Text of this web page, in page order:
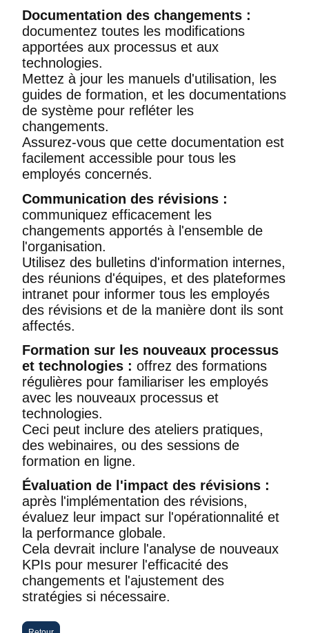
Documentation des changements :
documentez toutes les modifications
apportées aux processus et aux
technologies.
Mettez à jour les manuels d'utilisation, les
guides de formation, et les documentations
de système pour refléter les
changements.
Assurez-vous que cette documentation est
facilement accessible pour tous les
employés concernés.
Communication des révisions :
communiquez efficacement les
changements apportés à l'ensemble de
l'organisation.
Utilisez des bulletins d'information internes,
des réunions d'équipes, et des plateformes
intranet pour informer tous les employés
des révisions et de la manière dont ils sont
affectés.
Formation sur les nouveaux processus
et technologies : offrez des formations
régulières pour familiariser les employés
avec les nouveaux processus et
technologies.
Ceci peut inclure des ateliers pratiques,
des webinaires, ou des sessions de
formation en ligne.
Évaluation de l'impact des révisions :
après l'implémentation des révisions,
évaluez leur impact sur l'opérationnalité et
la performance globale.
Cela devrait inclure l'analyse de nouveaux
KPIs pour mesurer l'efficacité des
changements et l'ajustement des
stratégies si nécessaire.